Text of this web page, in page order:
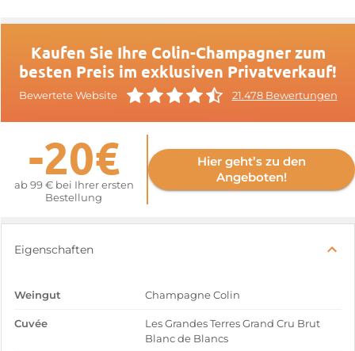
Kaufen Sie Ihre Colin-Champagner zum
besten Preis im exklusiven Privatverkauf!
Bewertete Website 21.478 Bewertungen
-20€
ab 99 € bei Ihrer ersten
Bestellung
Hier geht’s zu den
Angeboten!
Eigenschaften
Weingut Champagne Colin
Cuvée
Les Grandes Terres Grand Cru Brut
Blanc de Blancs